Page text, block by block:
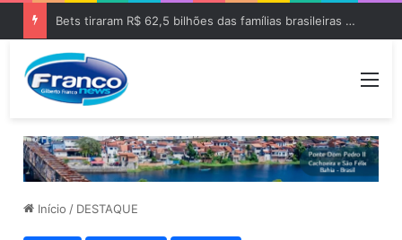
Bets tiraram R$ 62,5 bilhões das famílias brasileiras em 2025
Início / DESTAQUE